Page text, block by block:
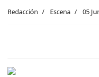
Redacción Escena 05